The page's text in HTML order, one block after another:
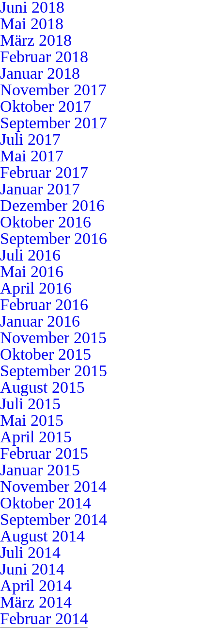
Juni 2018
Mai 2018
März 2018
Februar 2018
Januar 2018
November 2017
Oktober 2017
September 2017
Juli 2017
Mai 2017
Februar 2017
Januar 2017
Dezember 2016
Oktober 2016
September 2016
Juli 2016
Mai 2016
April 2016
Februar 2016
Januar 2016
November 2015
Oktober 2015
September 2015
August 2015
Juli 2015
Mai 2015
April 2015
Februar 2015
Januar 2015
November 2014
Oktober 2014
September 2014
August 2014
Juli 2014
Juni 2014
April 2014
März 2014
Februar 2014